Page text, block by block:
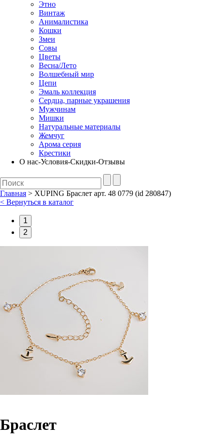
Этно
Винтаж
Анималистика
Кошки
Змеи
Совы
Цветы
Весна/Лето
Волшебный мир
Цепи
Эмаль коллекция
Сердца, парные украшения
Мужчинам
Мишки
Натуральные материалы
Жемчуг
Арома серия
Крестики
О нас-Условия-Скидки-Отзывы
Главная > XUPING Браслет арт. 48 0779 (id 280847)
< Вернуться в каталог
1
2
Браслет